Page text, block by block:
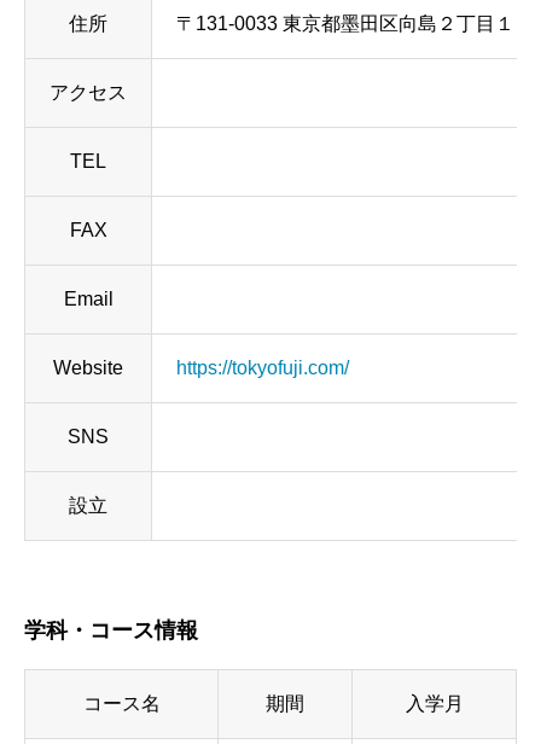
住所 〒131-0033 東京都墨田区向島２丁目１８
アクセス
TEL
FAX
Email
Website https://tokyofuji.com/
SNS
設立
学科・コース情報
コース名 期間 入学月